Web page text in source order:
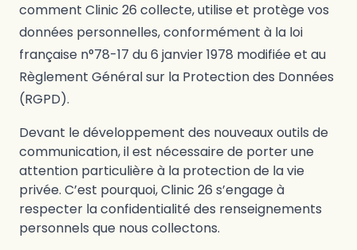
comment Clinic 26 collecte, utilise et protège vos
données personnelles, conformément à la loi
française n°78-17 du 6 janvier 1978 modifiée et au
Règlement Général sur la Protection des Données
(RGPD).
Devant le développement des nouveaux outils de
communication, il est nécessaire de porter une
attention particulière à la protection de la vie
privée. C’est pourquoi, Clinic 26 s’engage à
respecter la confidentialité des renseignements
personnels que nous collectons.